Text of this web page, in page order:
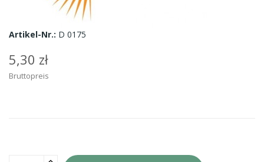
Artikel-Nr.: D 0175
5,30 zł
Bruttopreis